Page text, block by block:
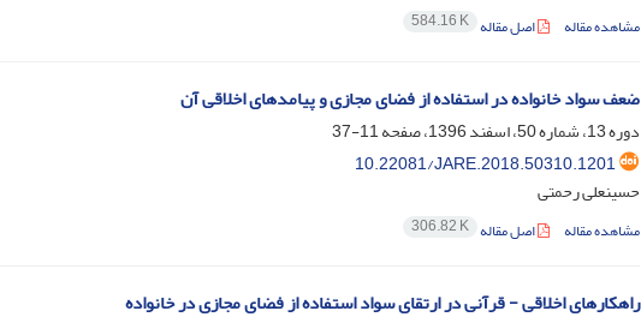
مشاهده مقاله اصل مقاله 584.16 K
ضعف سواد خانواده در استفاده از فضای مجازی و پیامدهای اخلاقی آن
دوره 13، شماره 50، اسفند 1396، صفحه
11-37
10.22081/JARE.2018.50310.1201
حسینعلی رحمتی
مشاهده مقاله اصل مقاله 306.82 K
راهکارهای اخلاقی - قرآنی در ارتقای سواد استفاده از فضای مجازی در خانواده